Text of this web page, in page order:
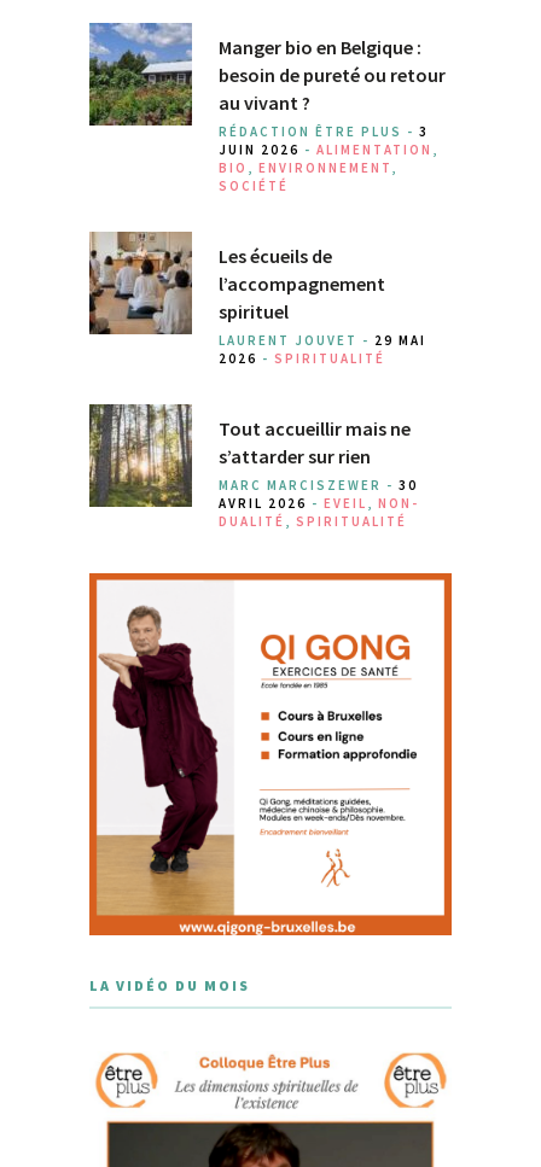
Manger bio en Belgique :
besoin de pureté ou retour
au vivant ?
RÉDACTION ÊTRE PLUS - 3
JUIN 2026 - ALIMENTATION ,
BIO , ENVIRONNEMENT ,
SOCIÉTÉ
Les écueils de
l’accompagnement
spirituel
LAURENT JOUVET - 29 MAI
2026 - SPIRITUALITÉ
Tout accueillir mais ne
s’attarder sur rien
MARC MARCISZEWER - 30
AVRIL 2026 - EVEIL , NON-
DUALITÉ , SPIRITUALITÉ
LA VIDÉO DU MOIS